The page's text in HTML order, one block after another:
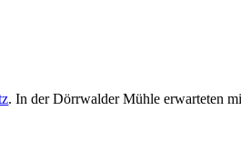
. In der Dörrwalder Mühle erwarteten